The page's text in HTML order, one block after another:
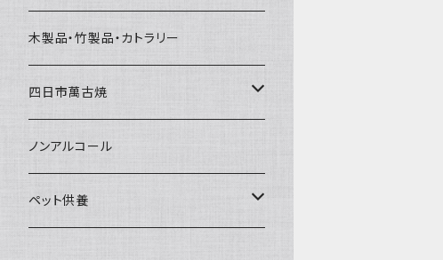
果汁入り600ｍL瓶
無添加瓶シロップ
その他かき氷用品
ドライアイス15ｋｇ
ドライアイス20ｋｇ
ドライアイス25ｋｇ
木製品・竹製品・カトラリー
四日市萬古焼
土鍋・土釜
一般土鍋
皿・椀・丼・小物
ノンアルコール
ペット供養